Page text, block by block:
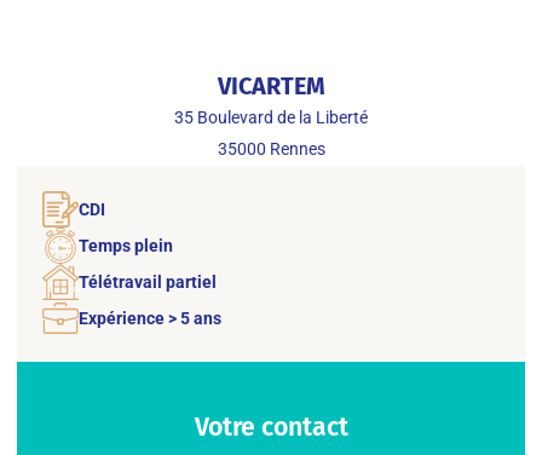
VICARTEM
35 Boulevard de la Liberté
35000 Rennes
CDI
Temps plein
Télétravail partiel
Expérience > 5 ans
Votre contact